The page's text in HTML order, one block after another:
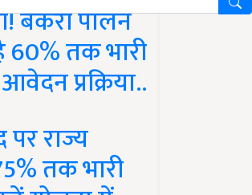
बकरी पालन
60% तक भारी
प्रक्रिया..
पर राज्य
तक भारी